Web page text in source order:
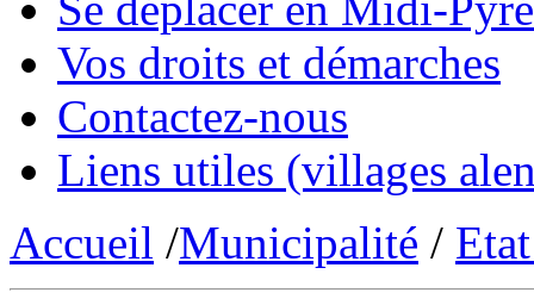
Vos droits et démarches
Contactez-nous
Liens utiles (villages
Accueil /Municipalité /